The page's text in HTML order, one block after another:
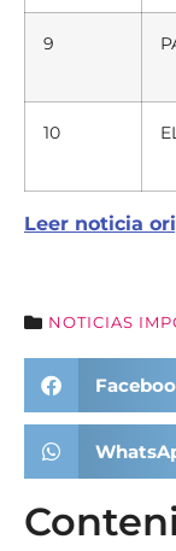
9
10
Leer noticia
NOTICIAS